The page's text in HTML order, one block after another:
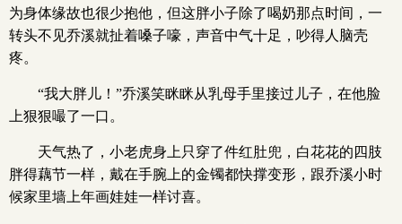
为身体缘故也很少抱他，但这胖小子除了喝奶那点时间，一
转头不见乔溪就扯着嗓子嚎，声音中气十足，吵得人脑壳
疼。
“我大胖儿！”乔溪笑眯眯从乳母手里接过儿子，在他脸
上狠狠嘬了一口。
天气热了，小老虎身上只穿了件红肚兜，白花花的四肢
胖得藕节一样，戴在手腕上的金镯都快撑变形，跟乔溪小时
候家里墙上年画娃娃一样讨喜。